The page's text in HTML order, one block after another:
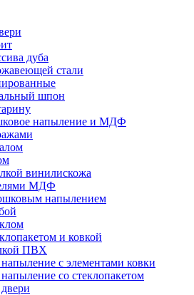
дуба
стали
шпон
напыление и МДФ
винилискожа
МДФ
напылением
и ковкой
ПВХ
с элементами ковки
со стеклопакетом